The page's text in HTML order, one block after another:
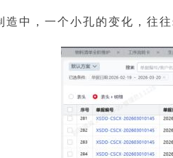
造中，一个小孔的变化，往